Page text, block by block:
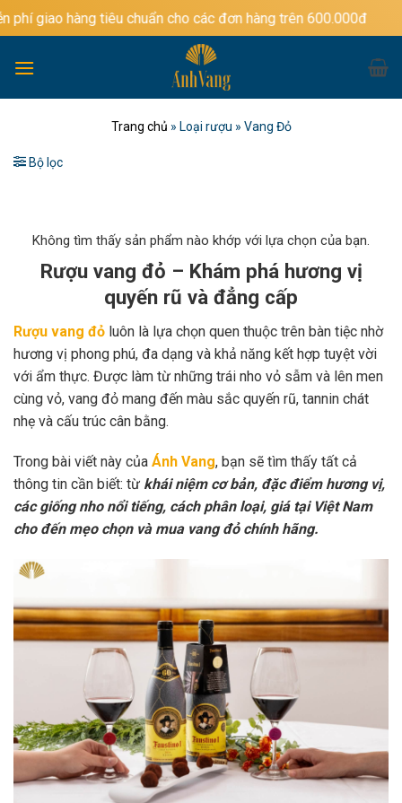
Bỏ
qua
dung
tiêu chuẩn cho các đơn hàng trên 600.000đ
Trang chủ » Loại rượu » Vang Đỏ
Bộ lọc
Không tìm thấy sản phẩm nào khớp với lựa chọn của bạn.
Rượu vang đỏ – Khám phá hương vị
quyến rũ và đẳng cấp
Rượu vang đỏ luôn là lựa chọn quen thuộc trên bàn tiệc nhờ
hương vị phong phú, đa dạng và khả năng kết hợp tuyệt vời
với ẩm thực. Được làm từ những trái nho vỏ sẫm và lên men
cùng vỏ, vang đỏ mang đến màu sắc quyến rũ, tannin chát
nhẹ và cấu trúc cân bằng.
Trong bài viết này của Ánh Vang, bạn sẽ tìm thấy tất cả
thông tin cần biết: từ khái niệm cơ bản, đặc điểm hương vị,
các giống nho nổi tiếng, cách phân loại, giá tại Việt Nam
cho đến mẹo chọn và mua vang đỏ chính hãng.